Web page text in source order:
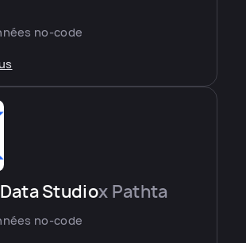
no-code
Studiox Pathta
no-code